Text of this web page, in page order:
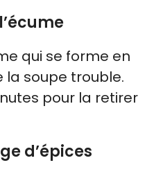
qui se forme en
soupe trouble.
pour la retirer
d’épices